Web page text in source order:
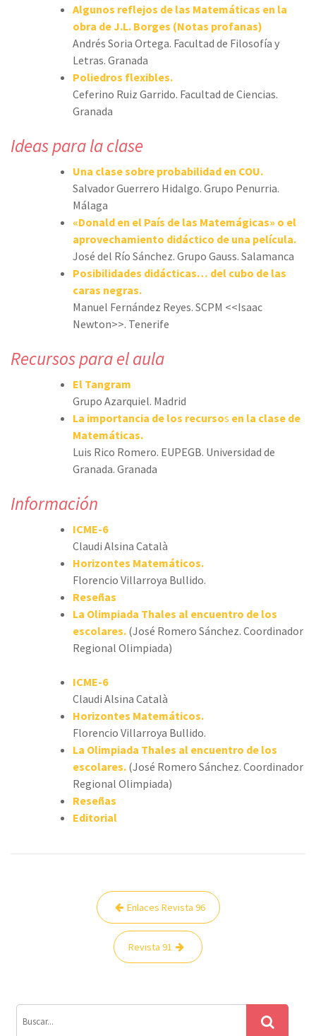
Algunos reflejos de las Matemáticas en la
obra de J.L. Borges (Notas profanas)
Andrés Soria Ortega. Facultad de Filosofía y
Letras. Granada
Poliedros flexibles.
Ceferino Ruiz Garrido. Facultad de Ciencias.
Granada
Ideas para la clase
Una clase sobre probabilidad en COU.
Salvador Guerrero Hidalgo. Grupo Penurria.
Málaga
«Donald en el País de las Matemágicas» o el
aprovechamiento didáctico de una película.
José del Río Sánchez. Grupo Gauss. Salamanca
Posibilidades didácticas… del cubo de las
caras negras.
Manuel Fernández Reyes. SCPM <<Isaac
Newton>>. Tenerife
Recursos para el aula
El Tangram
Grupo Azarquiel. Madrid
La importancia de los recursos en la clase de
Matemáticas.
Luis Rico Romero. EUPEGB. Universidad de
Granada. Granada
Información
ICME-6
Claudi Alsina Català
Horizontes Matemáticos.
Florencio Villarroya Bullido.
Reseñas
La Olimpiada Thales al encuentro de los
escolares. (José Romero Sánchez. Coordinador
Regional Olimpiada)
ICME-6
Claudi Alsina Català
Horizontes Matemáticos.
Florencio Villarroya Bullido.
La Olimpiada Thales al encuentro de los
escolares. (José Romero Sánchez. Coordinador
Regional Olimpiada)
Reseñas
Editorial
Enlaces Revista 96
Revista 91